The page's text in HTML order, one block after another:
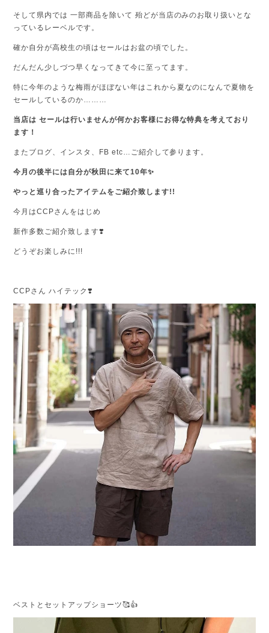
そして県内では 一部商品を除いて 殆どが当店のみのお取り扱いとな
っているレーベルです。
確か自分が高校生の頃はセールはお盆の頃でした。
だんだん少しづつ早くなってきて今に至ってます。
特に今年のような梅雨がほぼない年はこれから夏なのになんで夏物を
セールしているのか………
当店は セールは行いませんが何かお客様にお得な特典を考えており
ます！
またブログ、インスタ、FB etc…ご紹介して参ります。
今月の後半には自分が秋田に来て10年✨
やっと巡り合ったアイテムをご紹介致します!!
今月はCCPさんをはじめ
新作多数ご紹介致します❣️
どうぞお楽しみに!!!
CCPさん ハイテック❣️
ベストとセットアップショーツ🥰👍